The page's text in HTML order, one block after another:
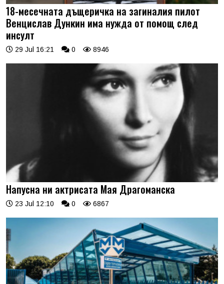
18-месечната дъщеричка на загиналия пилот
Венцислав Дункин има нужда от помощ след
инсулт
29 Jul 16:21 0 8946
Напусна ни актрисата Мая Драгоманска
23 Jul 12:10 0 6867